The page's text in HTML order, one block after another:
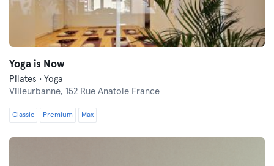
Yoga is Now
Pilates · Yoga
Villeurbanne, 152 Rue Anatole France
Classic Premium Max